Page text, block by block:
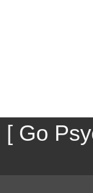
[ Go